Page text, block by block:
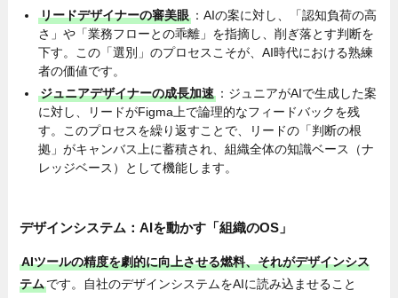
リードデザイナーの審美眼 ：AIの案に対し、「認知負荷の高
さ」や「業務フローとの乖離」を指摘し、削ぎ落とす判断を
下す。この「選別」のプロセスこそが、AI時代における熟練
者の価値です。
ジュニアデザイナーの成長加速 ：ジュニアがAIで生成した案
に対し、リードがFigma上で論理的なフィードバックを残
す。このプロセスを繰り返すことで、リードの「判断の根
拠」がキャンバス上に蓄積され、組織全体の知識ベース（ナ
レッジベース）として機能します。
デザインシステム：AIを動かす「組織のOS」
AIツールの精度を劇的に向上させる燃料、それがデザインシス
テムです。自社のデザインシステムをAIに読み込ませること